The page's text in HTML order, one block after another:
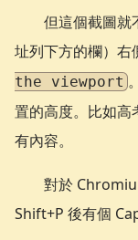
但這個截圖就
址列下方的欄）右
the viewport
置的高度。比如高
有內容。
對於
Shift+P 後有個